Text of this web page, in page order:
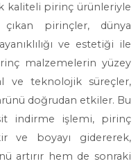
kaliteli pirinç ürünleriyle
pirinçler, dünya
ve estetiği ile
malzemelerin yüzey
ve teknolojik süreçler,
doğrudan etkiler. Bu
indirme işlemi, pirinç
ve boyayı gidererek,
artırır hem de sonraki